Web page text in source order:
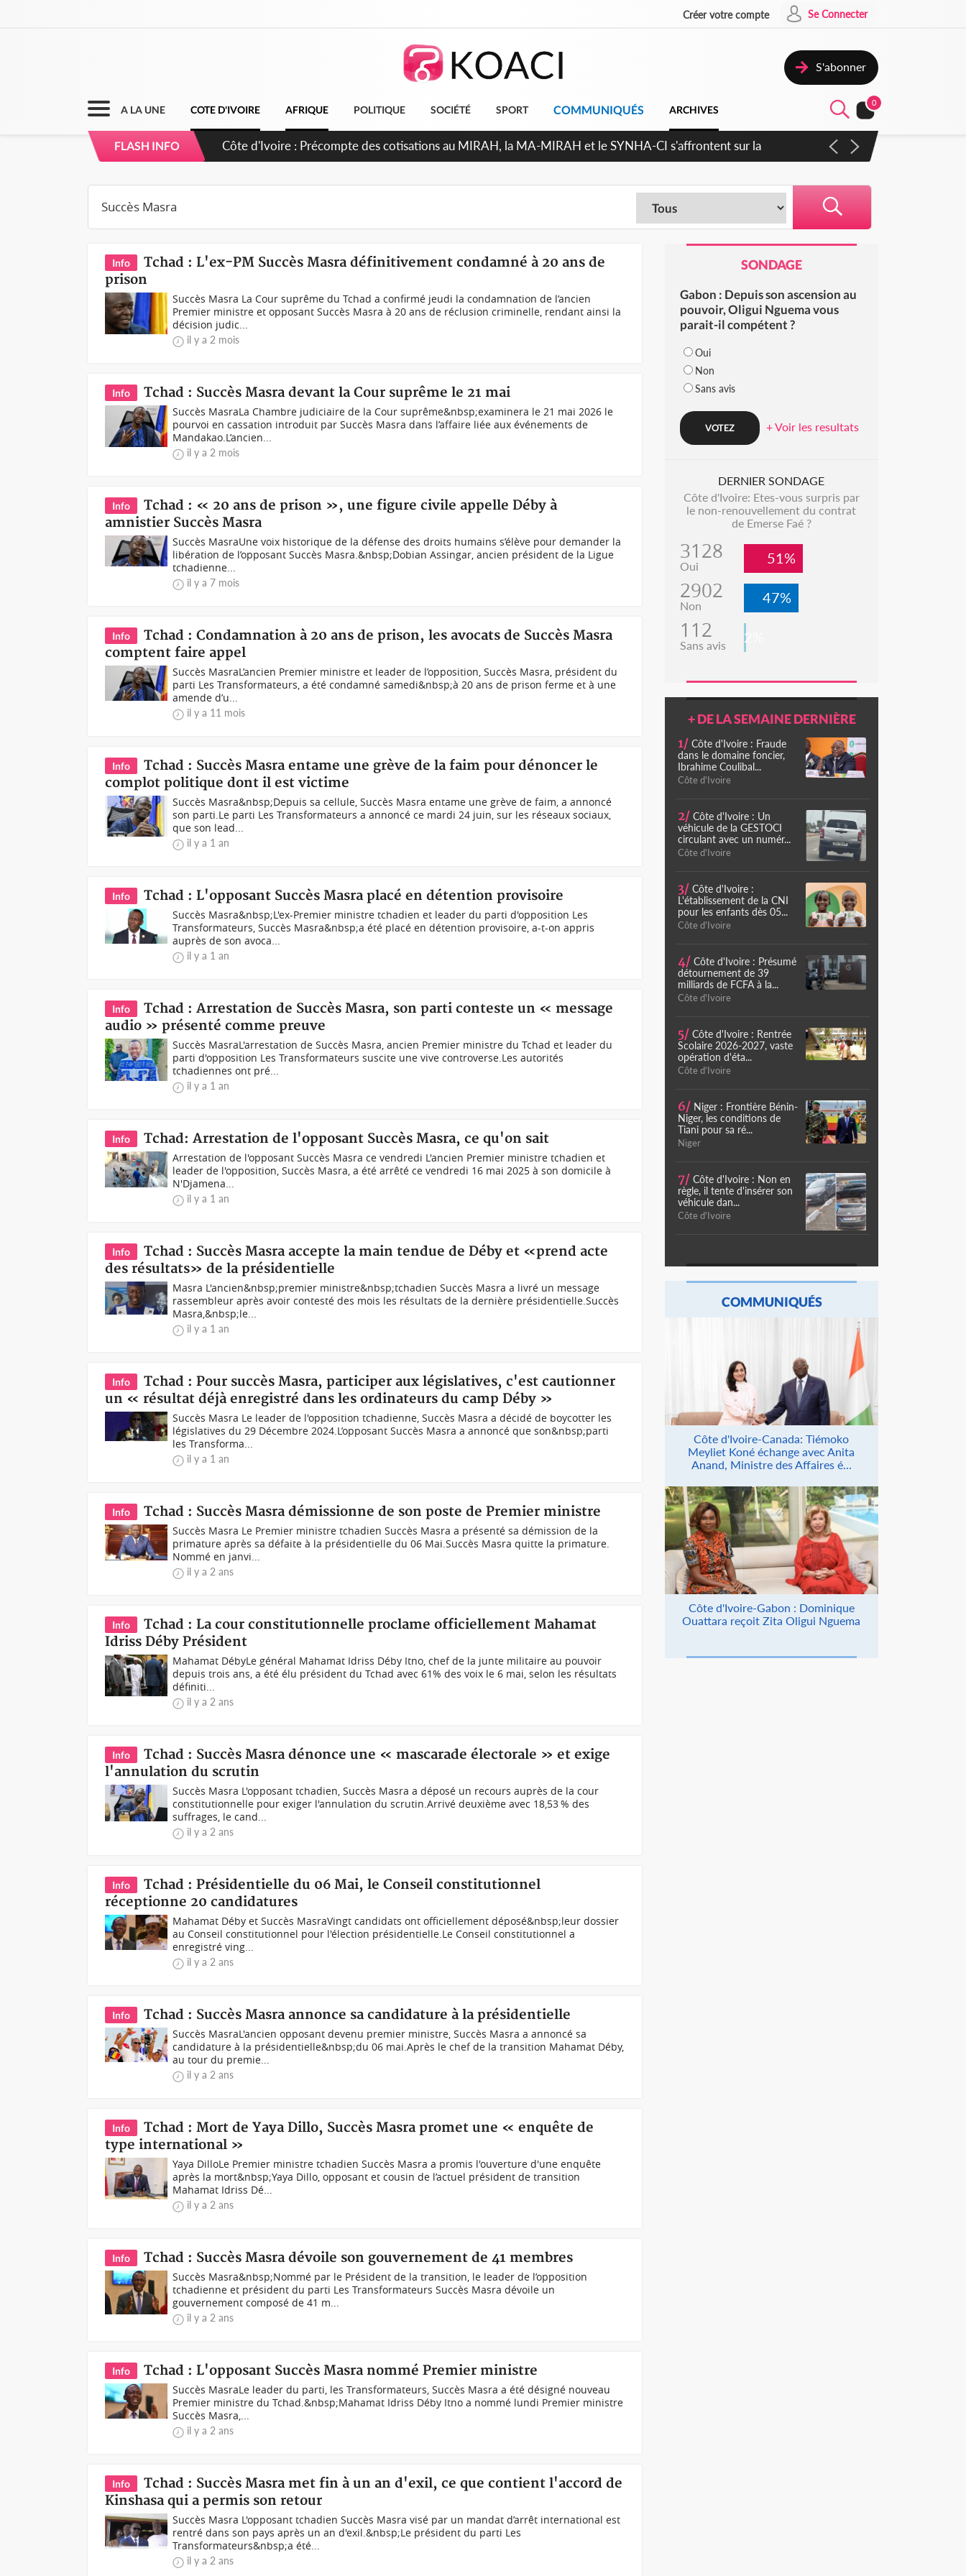
Créer votre compte Se Connecter
S'abonner
A LA UNE COTE D'IVOIRE AFRIQUE POLITIQUE SOCIÉTÉ SPORT COMMUNIQUÉS ARCHIVES
0
FLASH INFO
Côte d'Ivoire : Précompte des cotisations au MIRAH, la MA-MIRAH et le SYNHA-CI s'affrontent sur la
Info
Tchad : L'ex-PM Succès Masra définitivement condamné à 20 ans de
prison
Succès Masra La Cour suprême du Tchad a confirmé jeudi la condamnation de l’ancien
Premier ministre et opposant Succès Masra à 20 ans de réclusion criminelle, rendant ainsi la
décision judic...
il y a 2 mois
Info Tchad : Succès Masra devant la Cour suprême le 21 mai
Succès MasraLa Chambre judiciaire de la Cour suprême&nbsp;examinera le 21 mai 2026 le
pourvoi en cassation introduit par Succès Masra dans l’affaire liée aux événements de
Mandakao.L’ancien...
il y a 2 mois
Info
Tchad : « 20 ans de prison », une figure civile appelle Déby à
amnistier Succès Masra
Succès MasraUne voix historique de la défense des droits humains s’élève pour demander la
libération de l’opposant Succès Masra.&nbsp;Dobian Assingar, ancien président de la Ligue
tchadienne...
il y a 7 mois
Info
Tchad : Condamnation à 20 ans de prison, les avocats de Succès Masra
comptent faire appel
Succès MasraL’ancien Premier ministre et leader de l’opposition, Succès Masra, président du
parti Les Transformateurs, a été condamné samedi&nbsp;à 20 ans de prison ferme et à une
amende d’u...
il y a 11 mois
Info
Tchad : Succès Masra entame une grève de la faim pour dénoncer le
complot politique dont il est victime
Succès Masra&nbsp;Depuis sa cellule, Succès Masra entame une grève de faim, a annoncé
son parti.Le parti Les Transformateurs a annoncé ce mardi 24 juin, sur les réseaux sociaux,
que son lead...
il y a 1 an
Info Tchad : L'opposant Succès Masra placé en détention provisoire
Succès Masra&nbsp;L'ex-Premier ministre tchadien et leader du parti d'opposition Les
Transformateurs, Succès Masra&nbsp;a été placé en détention provisoire, a-t-on appris
auprès de son avoca...
il y a 1 an
Info
Tchad : Arrestation de Succès Masra, son parti conteste un « message
audio » présenté comme preuve
Succès MasraL'arrestation de Succès Masra, ancien Premier ministre du Tchad et leader du
parti d'opposition Les Transformateurs suscite une vive controverse.Les autorités
tchadiennes ont pré...
il y a 1 an
Info Tchad: Arrestation de l'opposant Succès Masra, ce qu'on sait
Arrestation de l'opposant Succès Masra ce vendredi L'ancien Premier ministre tchadien et
leader de l'opposition, Succès Masra, a été arrêté ce vendredi 16 mai 2025 à son domicile à
N'Djamena...
il y a 1 an
Info
Tchad : Succès Masra accepte la main tendue de Déby et «prend acte
des résultats» de la présidentielle
Masra L'ancien&nbsp;premier ministre&nbsp;tchadien Succès Masra a livré un message
rassembleur après avoir contesté des mois les résultats de la dernière présidentielle.Succès
Masra,&nbsp;le...
il y a 1 an
Info
Tchad : Pour succès Masra, participer aux législatives, c'est cautionner
un « résultat déjà enregistré dans les ordinateurs du camp Déby »
Succès Masra Le leader de l'opposition tchadienne, Succès Masra a décidé de boycotter les
législatives du 29 Décembre 2024.L’opposant Succès Masra a annoncé que son&nbsp;parti
les Transforma...
il y a 1 an
Info Tchad : Succès Masra démissionne de son poste de Premier ministre
Succès Masra Le Premier ministre tchadien Succès Masra a présenté sa démission de la
primature après sa défaite à la présidentielle du 06 Mai.Succès Masra quitte la primature.
Nommé en janvi...
il y a 2 ans
Info
Tchad : La cour constitutionnelle proclame officiellement Mahamat
Idriss Déby Président
Mahamat DébyLe général Mahamat Idriss Déby Itno, chef de la junte militaire au pouvoir
depuis trois ans, a été élu président du Tchad avec 61% des voix le 6 mai, selon les résultats
définiti...
il y a 2 ans
Info
Tchad : Succès Masra dénonce une « mascarade électorale » et exige
l'annulation du scrutin
Succès Masra L'opposant tchadien, Succès Masra a déposé un recours auprès de la cour
constitutionnelle pour exiger l'annulation du scrutin.Arrivé deuxième avec 18,53 % des
suffrages, le cand...
il y a 2 ans
Info
Tchad : Présidentielle du 06 Mai, le Conseil constitutionnel
réceptionne 20 candidatures
Mahamat Déby et Succès MasraVingt candidats ont officiellement déposé&nbsp;leur dossier
au Conseil constitutionnel pour l'élection présidentielle.Le Conseil constitutionnel a
enregistré ving...
il y a 2 ans
Info Tchad : Succès Masra annonce sa candidature à la présidentielle
Succès MasraL'ancien opposant devenu premier ministre, Succès Masra a annoncé sa
candidature à la présidentielle&nbsp;du 06 mai.Après le chef de la transition Mahamat Déby,
au tour du premie...
il y a 2 ans
Info
Tchad : Mort de Yaya Dillo, Succès Masra promet une « enquête de
type international »
Yaya DilloLe Premier ministre tchadien Succès Masra a promis l'ouverture d'une enquête
après la mort&nbsp;Yaya Dillo, opposant et cousin de l’actuel président de transition
Mahamat Idriss Dé...
il y a 2 ans
Info Tchad : Succès Masra dévoile son gouvernement de 41 membres
Succès Masra&nbsp;Nommé par le Président de la transition, le leader de l’opposition
tchadienne et président du parti Les Transformateurs Succès Masra dévoile un
gouvernement composé de 41 m...
il y a 2 ans
Info Tchad : L'opposant Succès Masra nommé Premier ministre
Succès MasraLe leader du parti, les Transformateurs, Succès Masra a été désigné nouveau
Premier ministre du Tchad.&nbsp;Mahamat Idriss Déby Itno a nommé lundi Premier ministre
Succès Masra,...
il y a 2 ans
Info
Tchad : Succès Masra met fin à un an d'exil, ce que contient l'accord de
Kinshasa qui a permis son retour
Succès Masra L'opposant tchadien Succès Masra visé par un mandat d’arrêt international est
rentré dans son pays après un an d'exil.&nbsp;Le président du parti Les
Transformateurs&nbsp;a été...
il y a 2 ans
SONDAGE
Gabon : Depuis son ascension au
pouvoir, Oligui Nguema vous
parait-il compétent ?
Oui
Non
Sans avis
+ Voir les resultats
DERNIER SONDAGE
Côte d'Ivoire: Etes-vous surpris par
le non-renouvellement du contrat
de Emerse Faé ?
3128
Oui 51%
2902
Non 47%
112
Sans avis 2%
+ DE LA SEMAINE DERNIÈRE
1/ Côte d'Ivoire : Fraude
dans le domaine foncier,
Ibrahime Coulibal...
Côte d'Ivoire
2/ Côte d'Ivoire : Un
véhicule de la GESTOCI
circulant avec un numér...
Côte d'Ivoire
3/ Côte d'Ivoire :
L'établissement de la CNI
pour les enfants dès 05...
Côte d'Ivoire
4/ Côte d'Ivoire : Présumé
détournement de 39
milliards de FCFA à la...
Côte d'Ivoire
5/ Côte d'Ivoire : Rentrée
Scolaire 2026-2027, vaste
opération d'éta...
Côte d'Ivoire
6/ Niger : Frontière Bénin-
Niger, les conditions de
Tiani pour sa ré...
Niger
7/ Côte d'Ivoire : Non en
règle, il tente d'insérer son
véhicule dan...
Côte d'Ivoire
COMMUNIQUÉS
Côte d'Ivoire-Canada: Tiémoko
Meyliet Koné échange avec Anita
Anand, Ministre des Affaires é...
Côte d'Ivoire-Gabon : Dominique
Ouattara reçoit Zita Oligui Nguema